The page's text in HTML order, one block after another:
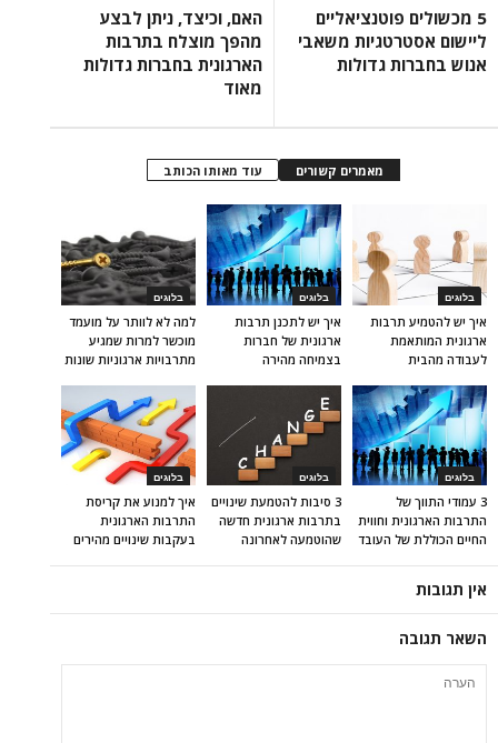
5 מכשולים פוטנציאליים
ליישום אסטרטגיות משאבי
אנוש בחברות גדולות
האם, וכיצד, ניתן לבצע
מהפך מוצלח בתרבות
הארגונית בחברות גדולות
מאוד
מאמרים קשורים עוד מאותו הכותב
בלוגים
למה לא לוותר על מועמד
מוכשר למרות שמגיע
מתרבויות ארגוניות שונות
בלוגים
איך יש לתכנן תרבות
ארגונית של חברות
בצמיחה מהירה
בלוגים
איך יש להטמיע תרבות
ארגונית המותאמת
לעבודה מהבית
בלוגים
איך למנוע את קריסת
התרבות הארגונית
בעקבות שינויים מהירים
בלוגים
3 סיבות להטמעת שינויים
בתרבות ארגונית חדשה
שהוטמעה לאחרונה
בלוגים
3 עמודי התווך של
התרבות הארגונית וחווית
החיים הכוללת של העובד
אין תגובות
השאר תגובה